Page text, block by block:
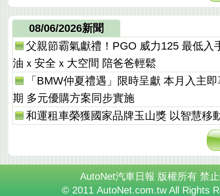
08/06/2026新聞
父親節霸氣獻禮！PGO 威力125 最低入
油ｘ安全ｘ大空間 陪爸爸輕鬆
「BMW仲夏禮遇」限時呈獻 本月入主
期 多元優購方案同步實施
和運租車榮獲國家品牌玉山獎 以智慧移
AutoNet汽車日報 版權所有 禁
© 2011 AutoNet.com.tw All Rights